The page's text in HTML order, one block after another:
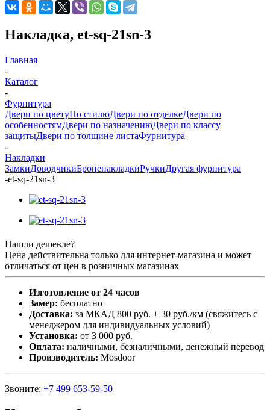
Накладка, et-sq-21sn-3
Главная
-
Каталог
-
Фурнитура
Двери по цветуПо стилюДвери по отделкеДвери по
особенностямДвери по назначениюДвери по классу
защитыДвери по толщине листаФурнитура
-
Накладки
ЗамкиДоводчикиБроненакладкиРучкиДругая фурнитура
-et-sq-21sn-3
Нашли дешевле?
Цена действительна только для интернет-магазина и может
отличаться от цен в розничных магазинах
Изготовление от 24 часов
Замер: бесплатно
Доставка: за МКАД 800 руб. + 30 руб./км (свяжитесь с
менеджером для индивидуальных условий)
Установка: от 3 000 руб.
Оплата: наличными, безналичными, денежный перевод
Производитель: Mosdoor
Звоните: +7 499 653-59-50